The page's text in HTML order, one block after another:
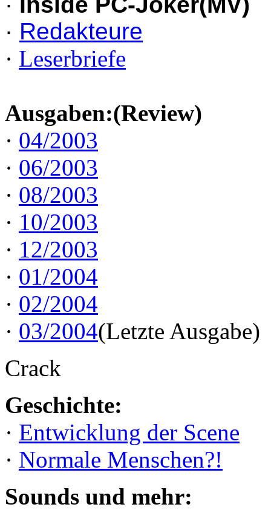
· Redakteure
· Leserbriefe
Ausgaben:(Review)
· 04/2003
· 06/2003
· 08/2003
· 10/2003
· 12/2003
· 01/2004
· 02/2004
· 03/2004(Letzte Ausgabe)
Crack
Geschichte:
· Entwicklung der Scene
· Normale Menschen?!
Sounds und mehr: